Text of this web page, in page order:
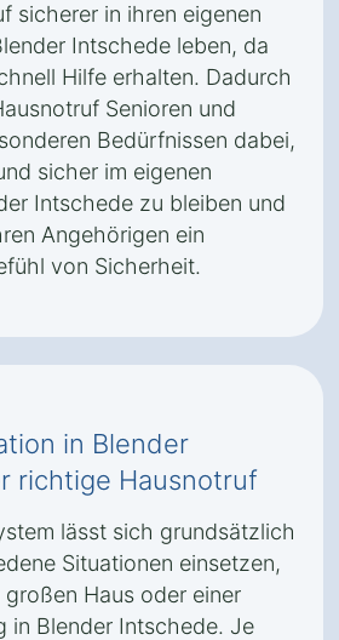
sicherer in ihren eigenen
Intschede leben, da
Hilfe erhalten. Dadurch
Senioren und
Bedürfnissen dabei,
sicher im eigenen
Intschede zu bleiben und
Angehörigen ein
von Sicherheit.
in Blender
richtige Hausnotruf
lässt sich grundsätzlich
Situationen einsetzen,
Haus oder einer
in Blender Intschede. Je